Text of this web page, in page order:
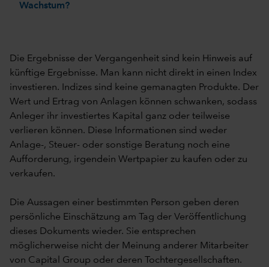
Wachstum?
Die Ergebnisse der Vergangenheit sind kein Hinweis auf
künftige Ergebnisse. Man kann nicht direkt in einen Index
investieren. Indizes sind keine gemanagten Produkte. Der
Wert und Ertrag von Anlagen können schwanken, sodass
Anleger ihr investiertes Kapital ganz oder teilweise
verlieren können. Diese Informationen sind weder
Anlage-, Steuer- oder sonstige Beratung noch eine
Aufforderung, irgendein Wertpapier zu kaufen oder zu
verkaufen.
Die Aussagen einer bestimmten Person geben deren
persönliche Einschätzung am Tag der Veröffentlichung
dieses Dokuments wieder. Sie entsprechen
möglicherweise nicht der Meinung anderer Mitarbeiter
von Capital Group oder deren Tochtergesellschaften.